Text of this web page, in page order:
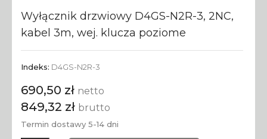
Wyłącznik drzwiowy D4GS-N2R-3, 2NC,
kabel 3m, wej. klucza poziome
Indeks: D4GS-N2R-3
690,50 zł netto
849,32 zł brutto
Termin dostawy 5-14 dni